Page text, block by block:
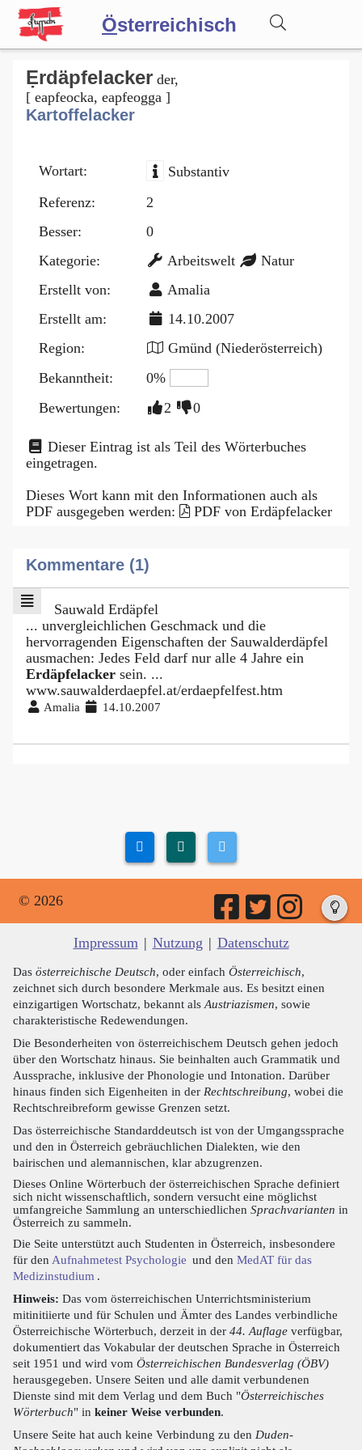
Österreichisch
Wörterbuch
Forum
Blog
Ẹrdäpfelacker der,
[ eapfeocka, eapfeogga ]
Kartoffelacker
Wortart:
Substantiv
Referenz:
2
Besser:
0
Kategorie:
Arbeitswelt
Natur
Erstellt von:
Amalia
Erstellt am:
14.10.2007
Region:
Gmünd (Niederösterreich)
Bekanntheit:
0%
Bewertungen:
2 0
Dieser Eintrag ist als Teil des Wörterbuches
eingetragen.
Dieses Wort kann mit den Informationen auch als
PDF ausgegeben werden:
PDF von Erdäpfelacker
Kommentare (1)
Sauwald Erdäpfel
... unvergleichlichen Geschmack und die
hervorragenden Eigenschaften der Sauwalderdäpfel
ausmachen: Jedes Feld darf nur alle 4 Jahre ein
Erdäpfelacker sein. ...
www.sauwalderdaepfel.at/erdaepfelfest.htm
Amalia 14.10.2007
© 2026
Impressum | Nutzung | Datenschutz
Das österreichische Deutsch, oder einfach Österreichisch,
zeichnet sich durch besondere Merkmale aus. Es besitzt einen
einzigartigen Wortschatz, bekannt als Austriazismen, sowie
charakteristische Redewendungen.
Die Besonderheiten von österreichischem Deutsch gehen jedoch
über den Wortschatz hinaus. Sie beinhalten auch Grammatik und
Aussprache, inklusive der Phonologie und Intonation. Darüber
hinaus finden sich Eigenheiten in der Rechtschreibung, wobei die
Rechtschreibreform gewisse Grenzen setzt.
Das österreichische Standarddeutsch ist von der Umgangssprache
und den in Österreich gebräuchlichen Dialekten, wie den
bairischen und alemannischen, klar abzugrenzen.
Dieses Online Wörterbuch der österreichischen Sprache definiert
sich nicht wissenschaftlich, sondern versucht eine möglichst
umfangreiche Sammlung an unterschiedlichen Sprachvarianten in
Österreich zu sammeln.
Die Seite unterstützt auch Studenten in Österreich, insbesondere
für den Aufnahmetest Psychologie und den MedAT für das
Medizinstudium .
Hinweis: Das vom österreichischen Unterrichtsministerium
mitinitiierte und für Schulen und Ämter des Landes verbindliche
Österreichische Wörterbuch, derzeit in der 44. Auflage verfügbar,
dokumentiert das Vokabular der deutschen Sprache in Österreich
seit 1951 und wird vom Österreichischen Bundesverlag (ÖBV)
herausgegeben. Unsere Seiten und alle damit verbundenen
Dienste sind mit dem Verlag und dem Buch "Österreichisches
Wörterbuch" in keiner Weise verbunden.
Unsere Seite hat auch keine Verbindung zu den Duden-